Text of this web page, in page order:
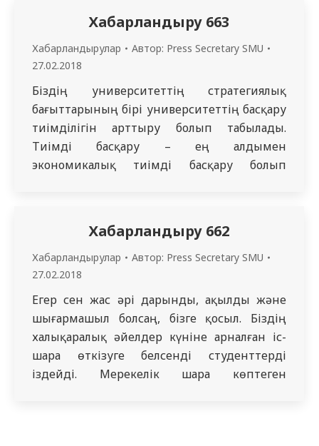
Хабарландыру 663
Хабарландырулар Автор: Press Secretary SMU
27.02.2018
Біздің университеттің стратегиялық
бағыттарының бірі университеттің басқару
тиімділігін арттыру болып табылады.
Тиімді басқару – ең алдымен
экономикалық тиімді басқару болып
Хабарландыру 662
Хабарландырулар Автор: Press Secretary SMU
27.02.2018
Егер сен жас əрі дарынды, ақылды жəне
шығармашыл болсаң, бізге қосыл. Біздің
халықаралық әйелдер күніне арналған іс-
шара өткізуге белсенді студенттерді
іздейді. Мерекелік шара көптеген